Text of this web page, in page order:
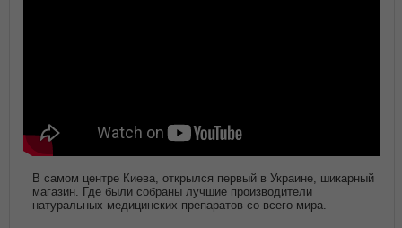
В самом центре Киева, открылся первый в Украине, шикарный
магазин. Где были собраны лучшие производители
натуральных медицинских препаратов со всего мира.